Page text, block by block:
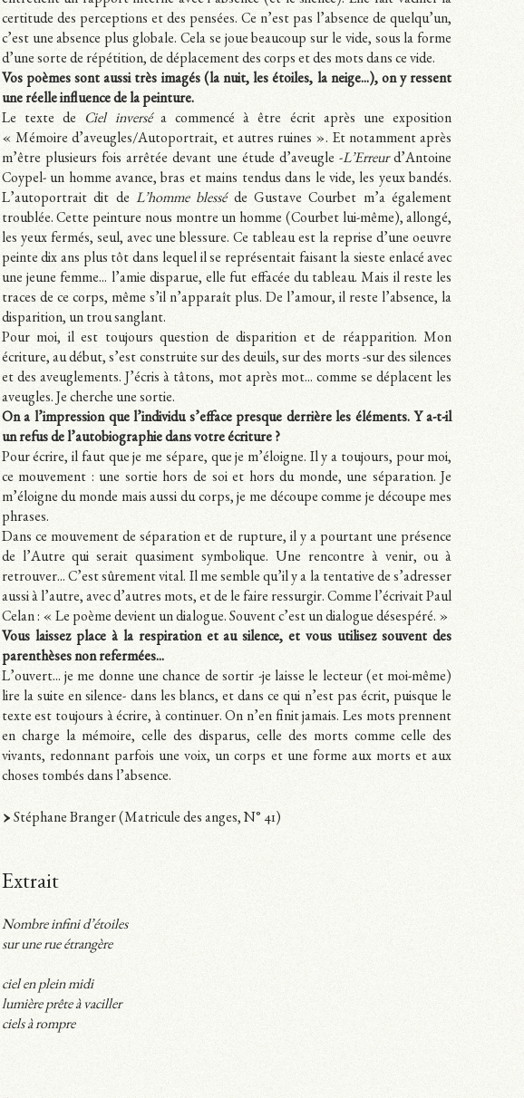
certitude des perceptions et des pensées. Ce n’est pas l’absence de quelqu’un,
c’est une absence plus globale. Cela se joue beaucoup sur le vide, sous la forme
d’une sorte de répétition, de déplacement des corps et des mots dans ce vide.
Vos poèmes sont aussi très imagés (la nuit, les étoiles, la neige...), on y ressent
une réelle influence de la peinture.
Le texte de Ciel inverséa commencé à être écrit après une exposition
« Mémoire d’aveugles/Autoportrait, et autres ruines ». Et notamment après
m’être plusieurs fois arrêtée devant une étude d’aveugle -L’Erreurd’Antoine
Coypel- un homme avance, bras et mains tendus dans le vide, les yeux bandés.
L’autoportrait dit de L’homme blesséde Gustave Courbet m’a également
troublée. Cette peinture nous montre un homme (Courbet lui-même), allongé,
les yeux fermés, seul, avec une blessure. Ce tableau est la reprise d’une oeuvre
peinte dix ans plus tôt dans lequel il se représentait faisant la sieste enlacé avec
une jeune femme... l’amie disparue, elle fut effacée du tableau. Mais il reste les
traces de ce corps, même s’il n’apparaît plus. De l’amour, il reste l’absence, la
disparition, un trou sanglant.
Pour moi, il est toujours question de disparition et de réapparition. Mon
écriture, au début, s’est construite sur des deuils, sur des morts -sur des silences
et des aveuglements. J’écris à tâtons, mot après mot... comme se déplacent les
aveugles. Je cherche une sortie.
On a l’impression que l’individu s’efface presque derrière les éléments. Y a-t-il
un refus de l’autobiographie dans votre écriture ?
Pour écrire, il faut que je me sépare, que je m’éloigne. Il y a toujours, pour moi,
ce mouvement : une sortie hors de soi et hors du monde, une séparation. Je
m’éloigne du monde mais aussi du corps, je me découpe comme je découpe mes
phrases.
Dans ce mouvement de séparation et de rupture, il y a pourtant une présence
de l’Autre qui serait quasiment symbolique. Une rencontre à venir, ou à
retrouver... C’est sûrement vital. Il me semble qu’il y a la tentative de s’adresser
aussi à l’autre, avec d’autres mots, et de le faire ressurgir. Comme l’écrivait Paul
Celan : « Le poème devient un dialogue. Souvent c’est un dialogue désespéré. »
Vous laissez place à la respiration et au silence, et vous utilisez souvent des
parenthèses non refermées...
L’ouvert... je me donne une chance de sortir -je laisse le lecteur (et moi-même)
lire la suite en silence- dans les blancs, et dans ce qui n’est pas écrit, puisque le
texte est toujours à écrire, à continuer. On n’en finit jamais. Les mots prennent
en charge la mémoire, celle des disparus, celle des morts comme celle des
vivants, redonnant parfois une voix, un corps et une forme aux morts et aux
choses tombés dans l’absence.
Stéphane Branger (Matricule des anges, N° 41)
Extrait
Nombre infini d’étoiles
sur une rue étrangère
ciel en plein midi
lumière prête à vaciller
ciels à rompre